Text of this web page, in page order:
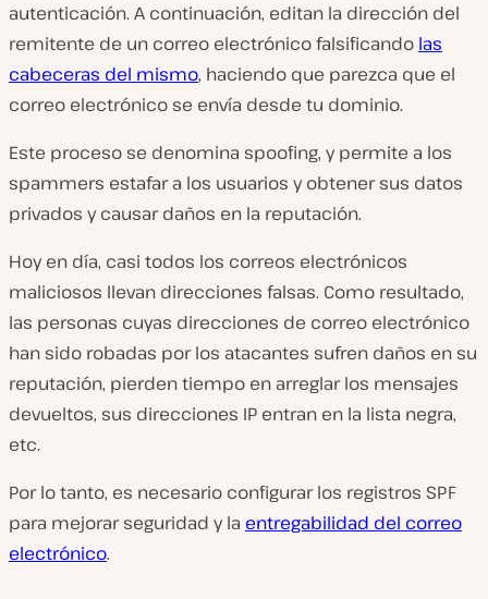
autenticación. A continuación, editan la dirección del
remitente de un correo electrónico falsificando las
cabeceras del mismo, haciendo que parezca que el
correo electrónico se envía desde tu dominio.
Este proceso se denomina spoofing, y permite a los
spammers estafar a los usuarios y obtener sus datos
privados y causar daños en la reputación.
Hoy en día, casi todos los correos electrónicos
maliciosos llevan direcciones falsas. Como resultado,
las personas cuyas direcciones de correo electrónico
han sido robadas por los atacantes sufren daños en su
reputación, pierden tiempo en arreglar los mensajes
devueltos, sus direcciones IP entran en la lista negra,
etc.
Por lo tanto, es necesario configurar los registros SPF
para mejorar seguridad y la entregabilidad del correo
electrónico.